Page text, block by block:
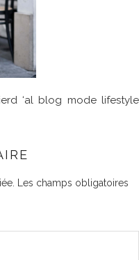
‘al blog mode lifestyle
Les champs obligatoires